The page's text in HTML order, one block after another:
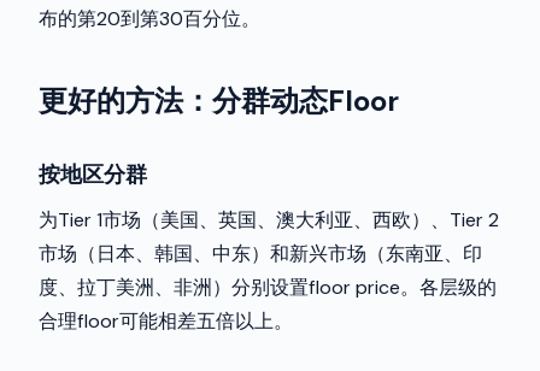
布的第20到第30百分位。
更好的方法：分群动态Floor
按地区分群
为Tier 1市场（美国、英国、澳大利亚、西欧）、Tier 2
市场（日本、韩国、中东）和新兴市场（东南亚、印
度、拉丁美洲、非洲）分别设置floor price。各层级的
合理floor可能相差五倍以上。